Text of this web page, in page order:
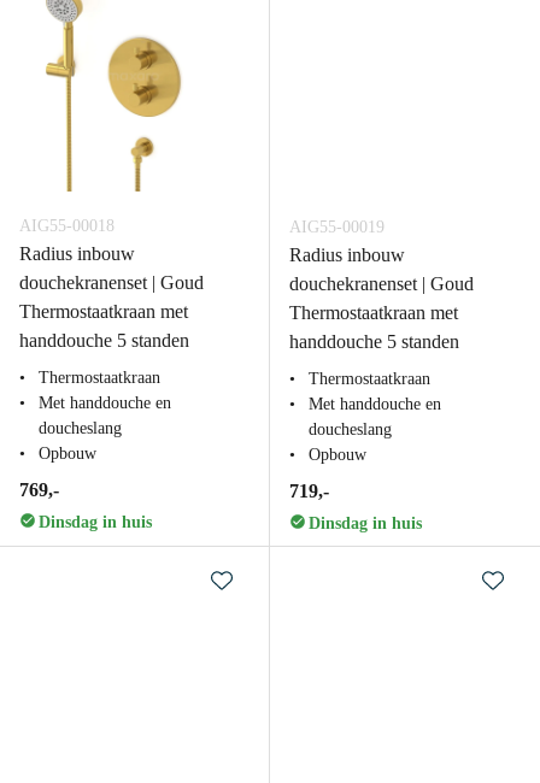
AIG55-00018
Radius inbouw
douchekranenset | Goud
Thermostaatkraan met
handdouche 5 standen
Thermostaatkraan
Met handdouche en
doucheslang
Opbouw
769,-
Dinsdag in huis
AIG55-00019
Radius inbouw
douchekranenset | Goud
Thermostaatkraan met
handdouche 5 standen
Thermostaatkraan
Met handdouche en
doucheslang
Opbouw
719,-
Dinsdag in huis